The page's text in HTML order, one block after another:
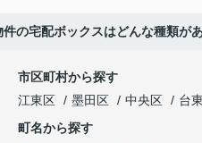
件の宅配ボックスはどんな種類が
市区町村から探す
江東区
墨田区 中央区
台
町名から探す